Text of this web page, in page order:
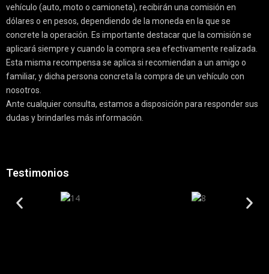
vehículo (auto, moto o camioneta), recibirán una comisión en
dólares o en pesos, dependiendo de la moneda en la que se
concrete la operación. Es importante destacar que la comisión se
aplicará siempre y cuando la compra sea efectivamente realizada.
Esta misma recompensa se aplica si recomiendan a un amigo o
familiar, y dicha persona concreta la compra de un vehículo con
nosotros.
Ante cualquier consulta, estamos a disposición para responder sus
dudas y brindarles más información.
Testimonios